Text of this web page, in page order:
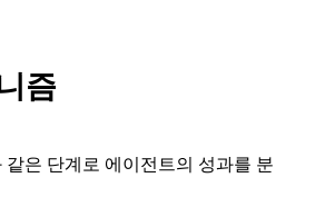
즘
같은 단계로 에이전트의 성과를 분